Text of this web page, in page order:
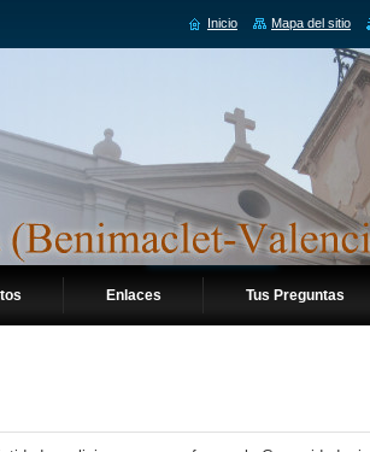
Enlaces Tus Preguntas
Inicio Mapa del sitio